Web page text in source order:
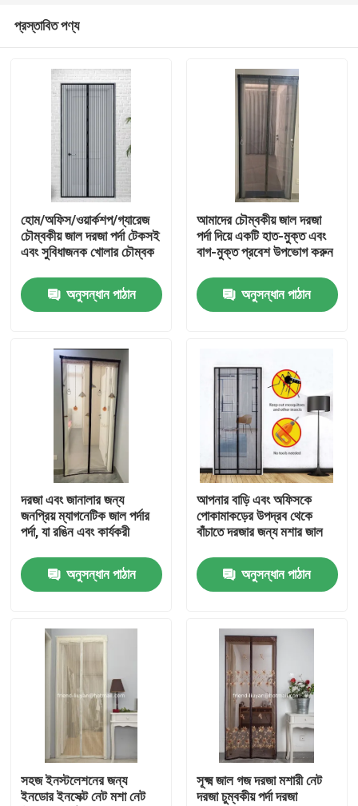
আমাদের সম্পর্কে
মান নিয়ন্ত্রণ
আমাদের সাথে যোগাযোগ করুন
উদ্ধৃতির জন্য আবেদন
Russian website
চৌম্বকীয় জাল দরজার পর্দা
উইন্ডো ফ্লাই স্ক্রিন
পিই শেড নেট
প্রস্তাবিত পণ্য
হোম/অফিস/ওয়ার্কশপ/গ্যারেজ
চৌম্বকীয় জাল দরজা পর্দা টেকসই
এবং সুবিধাজনক খোলার চৌম্বক
অনুসন্ধান পাঠান
আমাদের চৌম্বকীয় জাল দরজা
পর্দা দিয়ে একটি হাত-মুক্ত এবং
বাগ-মুক্ত প্রবেশ উপভোগ করুন
অনুসন্ধান পাঠান
দরজা এবং জানালার জন্য
জনপ্রিয় ম্যাগনেটিক জাল পর্দার
পর্দা, যা রঙিন এবং কার্যকরী
অনুসন্ধান পাঠান
আপনার বাড়ি এবং অফিসকে
পোকামাকড়ের উপদ্রব থেকে
বাঁচাতে দরজার জন্য মশার জাল
অনুসন্ধান পাঠান
সহজ ইনস্টলেশনের জন্য
ইনডোর ইনসেক্ট নেট মশা নেট
সূক্ষ্ম জাল গজ দরজা মশারী নেট
দরজা চুম্বকীয় পর্দা দরজা